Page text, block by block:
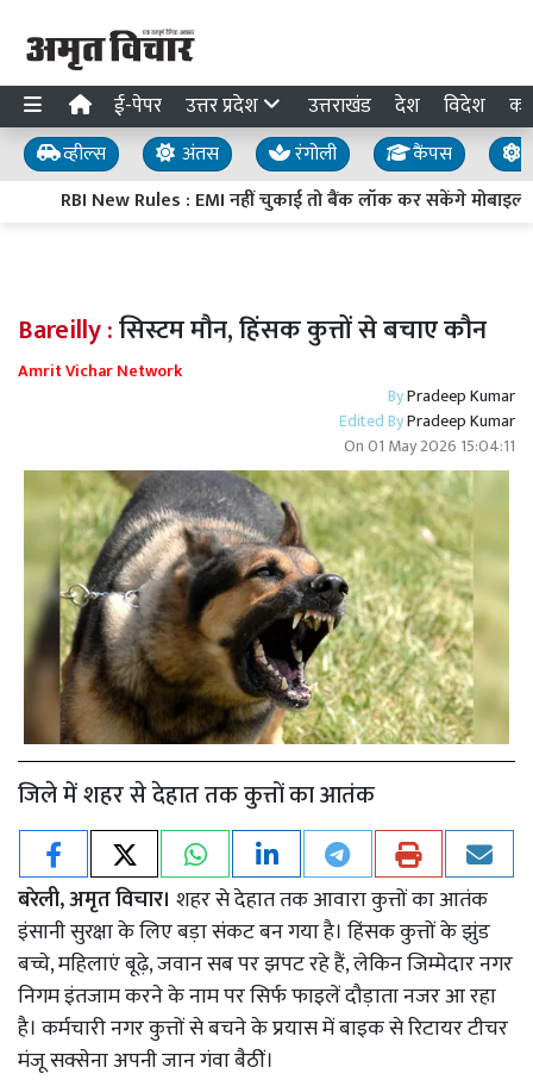
ई-पेपर उत्तर प्रदेश उत्तराखंड देश विदेश
व्हील्स अंतस रंगोली कैंपस
RBI New Rules : EMI नहीं चुकाई तो बैंक लॉक कर सकेंगे
Bareilly :सिस्टम मौन, हिंसक कुत्तों से बचाए कौन
Amrit Vichar Network
ByPradeep Kumar
Edited ByPradeep Kumar
On01 May 2026 15:04:11
जिले में शहर से देहात तक कुत्तों का आतंक
बरेली, अमृत विचार। शहर से देहात तक आवारा कुत्तों का आतंक
इंसानी सुरक्षा के लिए बड़ा संकट बन गया है। हिंसक कुत्तों के झुंड
बच्चे, महिलाएं बूढ़े, जवान सब पर झपट रहे हैं, लेकिन जिम्मेदार नगर
निगम इंतजाम करने के नाम पर सिर्फ फाइलें दौड़ाता नजर आ रहा
है। कर्मचारी नगर कुत्तों से बचने के प्रयास में बाइक से रिटायर टीचर
मंजू सक्सेना अपनी जान गंवा बैठीं।